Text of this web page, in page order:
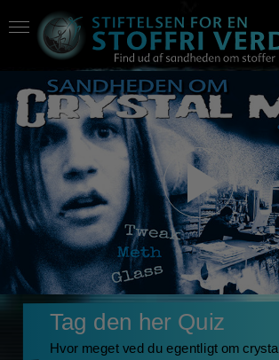
Tag den her Quiz
Hvor meget ved du egentligt om crystal